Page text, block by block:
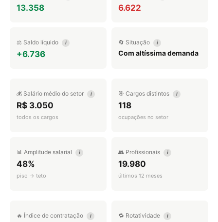
13.358 6.622
⚖️ Saldo líquido i
+6.736
🔄 Situação i
Com altíssima demanda
💰 Salário médio do setor i
R$ 3.050
todos os cargos
🎯 Cargos distintos i
118
ocupações no setor
📊 Amplitude salarial i
48%
piso → teto
👥 Profissionais i
19.980
últimos 12 meses
🔥 Índice de contratação i 🔁 Rotatividade i